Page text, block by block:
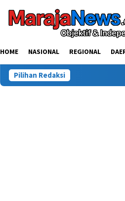
HOME NASIONAL REGIONAL
Pilihan Redaksi Kasus